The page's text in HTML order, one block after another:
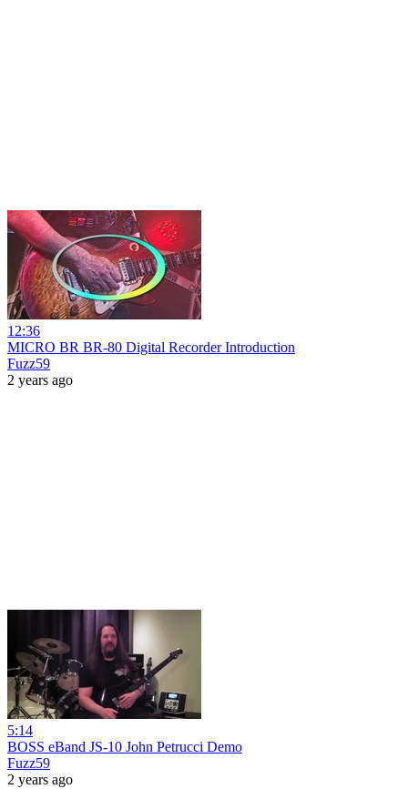
12:36
MICRO BR BR-80 Digital Recorder Introduction
Fuzz59
2 years ago
5:14
BOSS eBand JS-10 John Petrucci Demo
Fuzz59
2 years ago